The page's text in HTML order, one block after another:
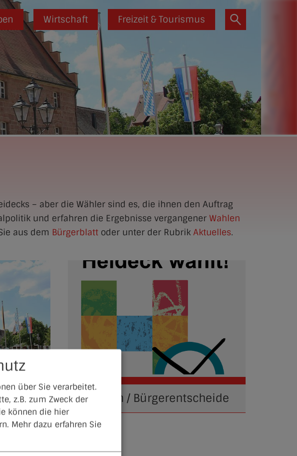
Wirtschaft Freizeit & Tourismus
– aber die Wähler sind es, die ihnen den Auftrag
und erfahren die Ergebnisse vergangener Wahlen
aus dem Bürgerblatt oder unter der Rubrik Aktuelles.
Wahlen / Bürgerentscheide
über Sie verarbeitet.
z.B. zum Zweck der
können die hier
Mehr dazu erfahren Sie